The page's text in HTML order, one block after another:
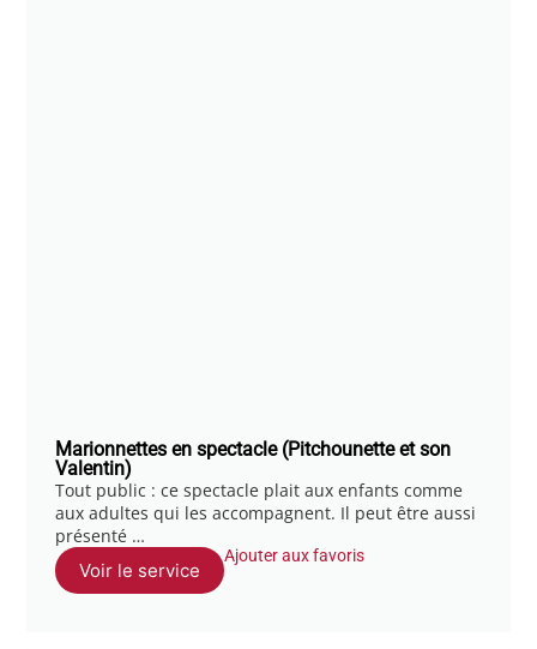
Marionnettes en spectacle (Pitchounette et son
Valentin)
Tout public : ce spectacle plait aux enfants comme
aux adultes qui les accompagnent. Il peut être aussi
présenté …
Voir le service
Ajouter aux favoris